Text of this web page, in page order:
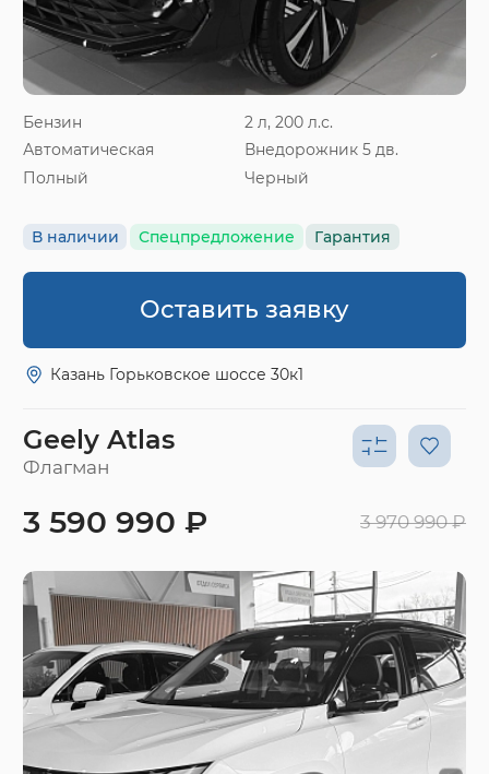
Бензин
2 л, 200 л.с.
Автоматическая
Внедорожник 5 дв.
Полный
Черный
В наличии Спецпредложение Гарантия
Оставить заявку
Казань Горьковское шоссе 30к1
Geely Atlas
Флагман
3 590 990 ₽ 3 970 990 ₽